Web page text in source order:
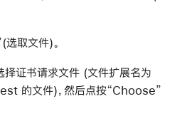
取文件)。
择证书请求文件 (文件扩展名为
的文件)，然后点按“Choose”